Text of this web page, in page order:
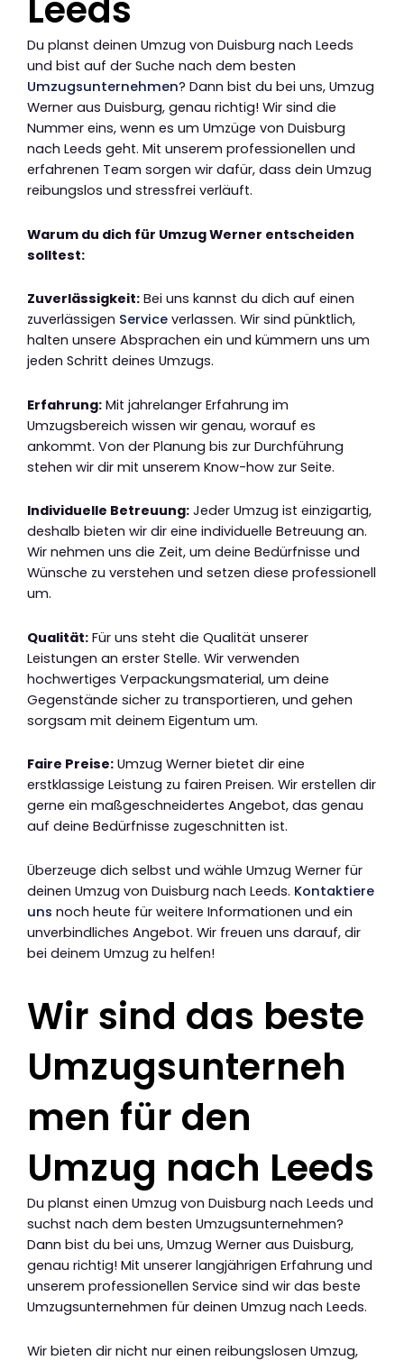
Leeds
Du planst deinen Umzug von Duisburg nach Leeds
und bist auf der Suche nach dem besten
Umzugsunternehmen? Dann bist du bei uns, Umzug
Werner aus Duisburg, genau richtig! Wir sind die
Nummer eins, wenn es um Umzüge von Duisburg
nach Leeds geht. Mit unserem professionellen und
erfahrenen Team sorgen wir dafür, dass dein Umzug
reibungslos und stressfrei verläuft.
Warum du dich für Umzug Werner entscheiden
solltest:
Zuverlässigkeit: Bei uns kannst du dich auf einen
zuverlässigen Service verlassen. Wir sind pünktlich,
halten unsere Absprachen ein und kümmern uns um
jeden Schritt deines Umzugs.
Erfahrung: Mit jahrelanger Erfahrung im
Umzugsbereich wissen wir genau, worauf es
ankommt. Von der Planung bis zur Durchführung
stehen wir dir mit unserem Know-how zur Seite.
Individuelle Betreuung: Jeder Umzug ist einzigartig,
deshalb bieten wir dir eine individuelle Betreuung an.
Wir nehmen uns die Zeit, um deine Bedürfnisse und
Wünsche zu verstehen und setzen diese professionell
um.
Qualität: Für uns steht die Qualität unserer
Leistungen an erster Stelle. Wir verwenden
hochwertiges Verpackungsmaterial, um deine
Gegenstände sicher zu transportieren, und gehen
sorgsam mit deinem Eigentum um.
Faire Preise: Umzug Werner bietet dir eine
erstklassige Leistung zu fairen Preisen. Wir erstellen dir
gerne ein maßgeschneidertes Angebot, das genau
auf deine Bedürfnisse zugeschnitten ist.
Überzeuge dich selbst und wähle Umzug Werner für
deinen Umzug von Duisburg nach Leeds. Kontaktiere
uns noch heute für weitere Informationen und ein
unverbindliches Angebot. Wir freuen uns darauf, dir
bei deinem Umzug zu helfen!
Wir sind das beste
Umzugsunterneh
men für den
Umzug nach Leeds
Du planst einen Umzug von Duisburg nach Leeds und
suchst nach dem besten Umzugsunternehmen?
Dann bist du bei uns, Umzug Werner aus Duisburg,
genau richtig! Mit unserer langjährigen Erfahrung und
unserem professionellen Service sind wir das beste
Umzugsunternehmen für deinen Umzug nach Leeds.
Wir bieten dir nicht nur einen reibungslosen Umzug,